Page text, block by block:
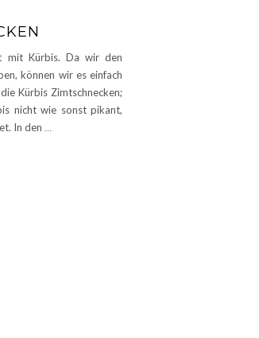
mit Kürbis. Da wir den
können wir es einfach
Kürbis Zimtschnecken;
nicht wie sonst pikant,
In den …